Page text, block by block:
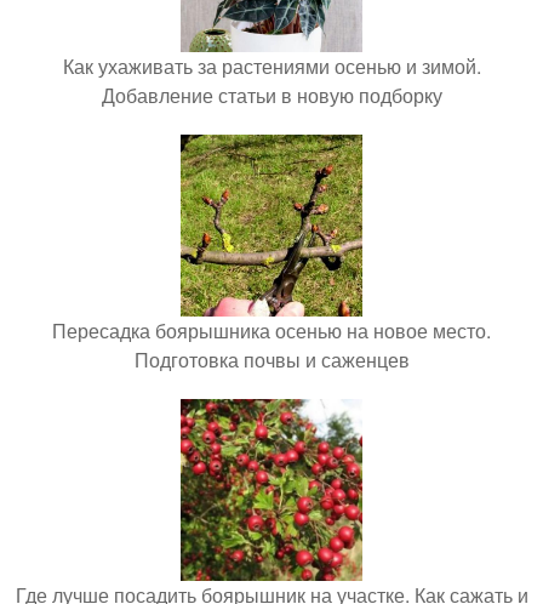
Как ухаживать за растениями осенью и зимой.
Добавление статьи в новую подборку
Пересадка боярышника осенью на новое место.
Подготовка почвы и саженцев
Где лучше посадить боярышник на участке. Как сажать и